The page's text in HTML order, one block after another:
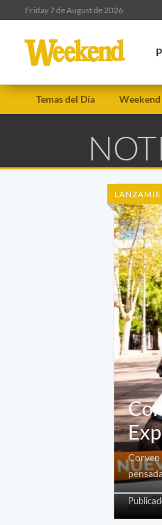
Friday 7 de August de 2026
Temas del Día Weekend
Corven